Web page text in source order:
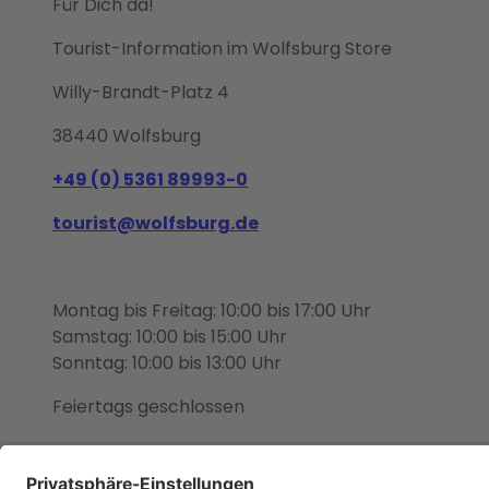
Für Dich da!
Tourist-Information im Wolfsburg Store
Willy-Brandt-Platz 4
38440 Wolfsburg
+49 (0) 5361 89993-0
tourist@wolfsburg.de
Montag bis Freitag: 10:00 bis 17:00 Uhr
Samstag: 10:00 bis 15:00 Uhr
Sonntag: 10:00 bis 13:00 Uhr
Feiertags geschlossen